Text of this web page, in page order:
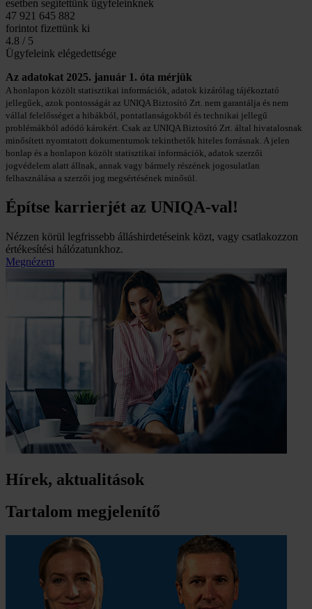
esetben segítettünk ügyfeleinknek
47 921 645 882
forintot fizettünk ki
4.8 / 5
Ügyfeleink elégedettsége
Az adatokat 2025. január 1. óta mérjük
A honlapon közölt statisztikai információk, adatok kizárólag tájékoztató
jellegűek, azok pontosságát az UNIQA Biztosító Zrt. nem garantálja és nem
vállal felelősséget a hibákból, pontatlanságokból és technikai jellegű
problémákból adódó károkért. Csak az UNIQA Biztosító Zrt. által hivatalosnak
minősített nyomtatott dokumentumok tekinthetők hiteles forrásnak. A jelen
honlap és a honlapon közölt statisztikai információk, adatok szerzői
jogvédelem alatt állnak, annak vagy bármely részének jogosulatlan
felhasználása a szerzői jog megsértésének minősül.
Építse karrierjét az UNIQA-val!
Nézzen körül legfrissebb álláshirdetéseink közt, vagy csatlakozzon
értékesítési hálózatunkhoz.
Megnézem
Hírek, aktualitások
Tartalom megjelenítő